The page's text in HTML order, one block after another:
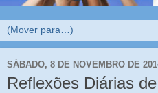
SÁBADO, 8 DE NOVEMBRO DE
Reflexões Diárias